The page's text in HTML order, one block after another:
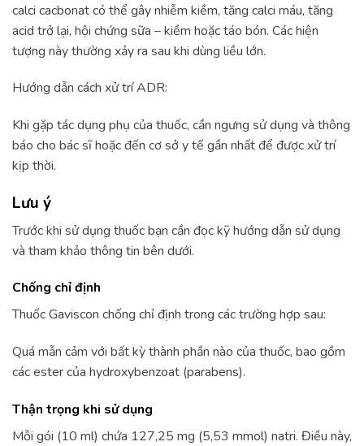
calci cacbonat có thể gây nhiễm kiềm, tăng calci máu, tăng
acid trở lại, hội chứng sữa – kiềm hoặc táo bón. Các hiện
tượng này thường xảy ra sau khi dùng liều lớn.
Hướng dẫn cách xử trí ADR:
Khi gặp tác dụng phụ của thuốc, cần ngưng sử dụng và thông
báo cho bác sĩ hoặc đến cơ sở y tế gần nhất để được xử trí
kịp thời.
Lưu ý
Trước khi sử dụng thuốc bạn cần đọc kỹ hướng dẫn sử dụng
và tham khảo thông tin bên dưới.
Chống chỉ định
Thuốc Gaviscon chống chỉ định trong các trường hợp sau:
Quá mẫn cảm với bất kỳ thành phần nào của thuốc, bao gồm
các ester của hydroxybenzoat (parabens).
Thận trọng khi sử dụng
Mỗi gói (10 ml) chứa 127,25 mg (5,53 mmol) natri. Điều này,